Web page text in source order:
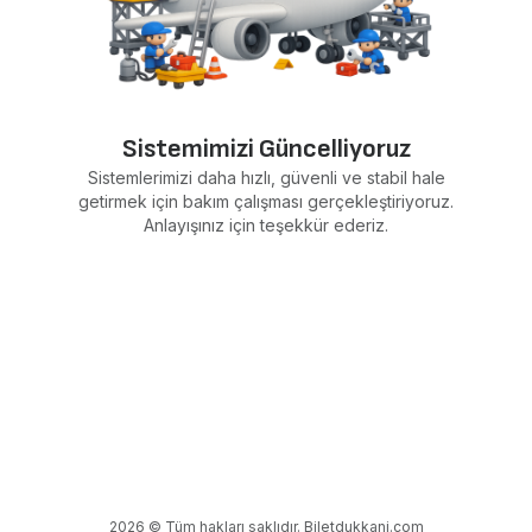
Sistemimizi Güncelliyoruz
Sistemlerimizi daha hızlı, güvenli ve stabil hale
getirmek için bakım çalışması gerçekleştiriyoruz.
Anlayışınız için teşekkür ederiz.
2026 © Tüm hakları saklıdır. Biletdukkani.com